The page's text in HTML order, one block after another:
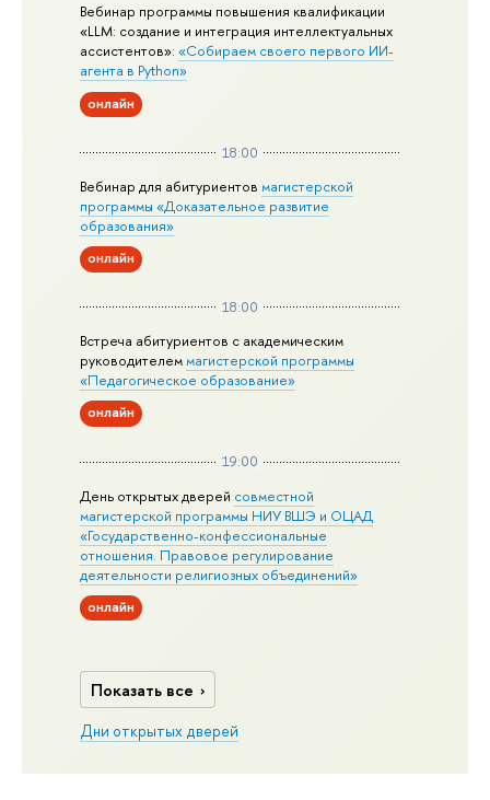
Вебинар программы повышения квалификации
«LLM: создание и интеграция интеллектуальных
ассистентов»:«Собираем своего первого ИИ-
агента в Python»
онлайн
18:00
Вебинар для абитуриентовмагистерской
программы «Доказательное развитие
образования»
онлайн
18:00
Встреча абитуриентов с академическим
руководителеммагистерской программы
«Педагогическое образование»
онлайн
19:00
День открытых дверей совместной
магистерской программы НИУ ВШЭ и ОЦАД
«Государственно-конфессиональные
отношения. Правовое регулирование
деятельности религиозных объединений»
онлайн
Показать все
Дни открытых дверей